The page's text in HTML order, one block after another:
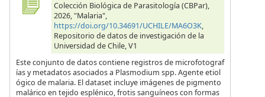
Colección Biológica de Parasitología (CBPar),
2026, "Malaria",
https://doi.org/10.34691/UCHILE/MA6O3K,
Repositorio de datos de investigación de la
Universidad de Chile, V1
Este conjunto de datos contiene registros de microfotograf
ías y metadatos asociados a Plasmodium spp. Agente etiol
ógico de malaria. El dataset incluye imágenes de pigmento
malárico en tejido esplénico, frotis sanguíneos con formas